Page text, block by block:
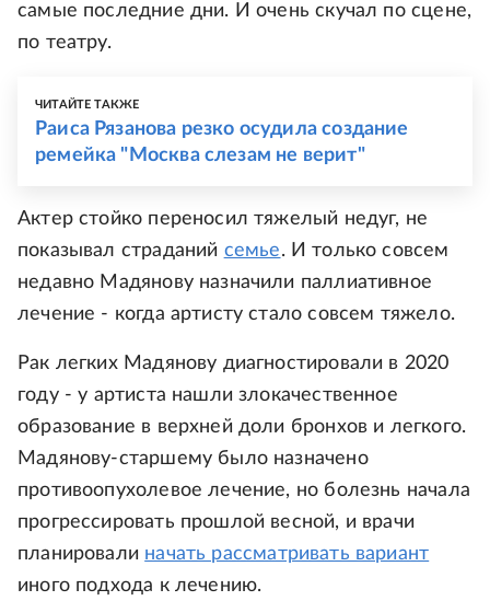
самые последние дни. И очень скучал по сцене,
по театру.
ЧИТАЙТЕ ТАКЖЕ
Раиса Рязанова резко осудила создание
ремейка "Москва слезам не верит"
Актер стойко переносил тяжелый недуг, не
показывал страданий семье. И только совсем
недавно Мадянову назначили паллиативное
лечение - когда артисту стало совсем тяжело.
Рак легких Мадянову диагностировали в 2020
году - у артиста нашли злокачественное
образование в верхней доли бронхов и легкого.
Мадянову-старшему было назначено
противоопухолевое лечение, но болезнь начала
прогрессировать прошлой весной, и врачи
планировали начать рассматривать вариант
иного подхода к лечению.